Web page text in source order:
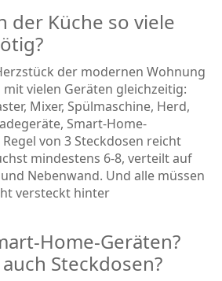
der Küche so viele
der modernen Wohnung
vielen Geräten gleichzeitig:
Mixer, Spülmaschine, Herd,
Smart-Home-
von 3 Steckdosen reicht
mindestens 6-8, verteilt auf
Nebenwand. Und alle müssen
versteckt hinter
Home-Geräten?
Steckdosen?